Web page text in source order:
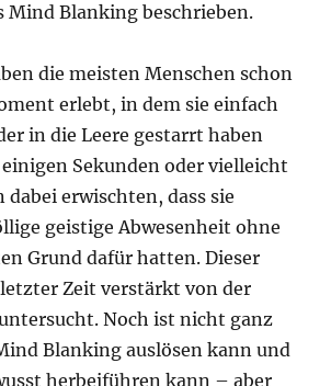
Mind Blanking beschrieben.
die meisten Menschen schon
erlebt, in dem sie einfach
in die Leere gestarrt haben
Sekunden oder vielleicht
erwischten, dass sie
geistige Abwesenheit ohne
Grund dafür hatten. Dieser
Zeit verstärkt von der
Noch ist nicht ganz
Blanking auslösen kann und
herbeiführen kann – aber